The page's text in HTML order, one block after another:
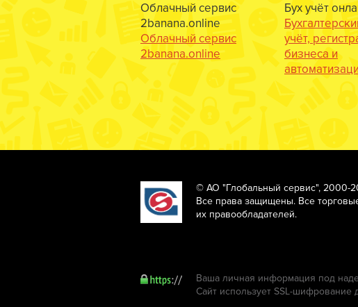
Облачный сервис
2banana.online
Облачный сервис
2banana.online
Бух учёт
учёт,
бизнеса и
© АО "Глобальный сервис", 2000-
Все права защищены. Все
их правообладателей.
Ваша личная информация под
Сайт использует SSL-